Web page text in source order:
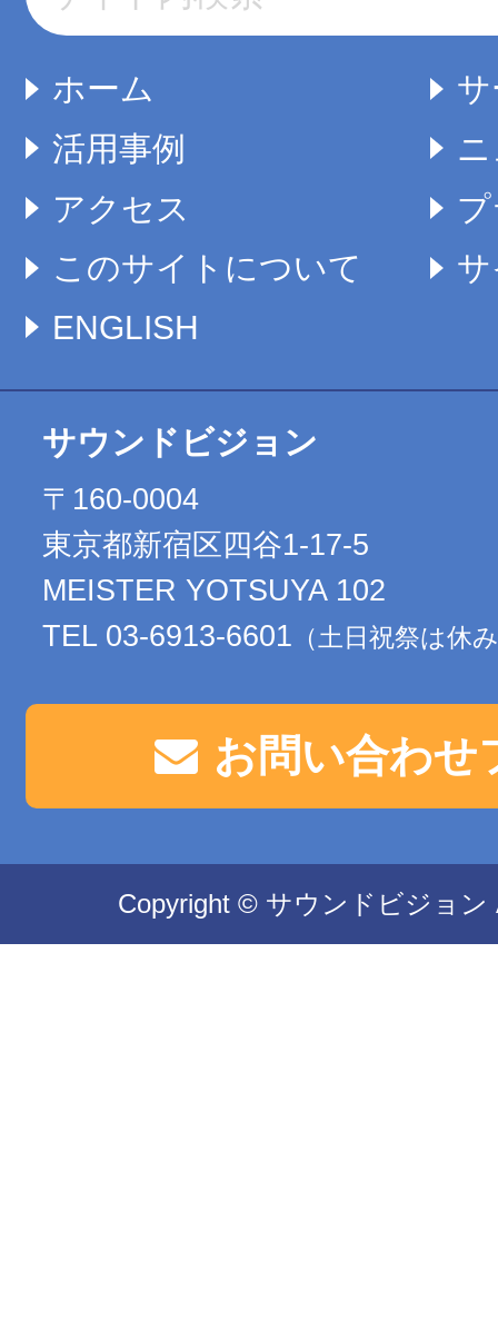
ホーム
活用事例
アクセス
このサイトについて
ENGLISH
サウンドビジョン
〒160-0004
東京都新宿区四谷1-17-5
MEISTER YOTSUYA 102
TEL 03-6913-6601 （土日祝祭は休
お問い合わせ
Copyright © サウンドビジョン